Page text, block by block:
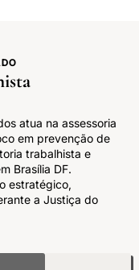
atua na assessoria
em prevenção de
trabalhista e
Brasília DF.
estratégico,
a Justiça do